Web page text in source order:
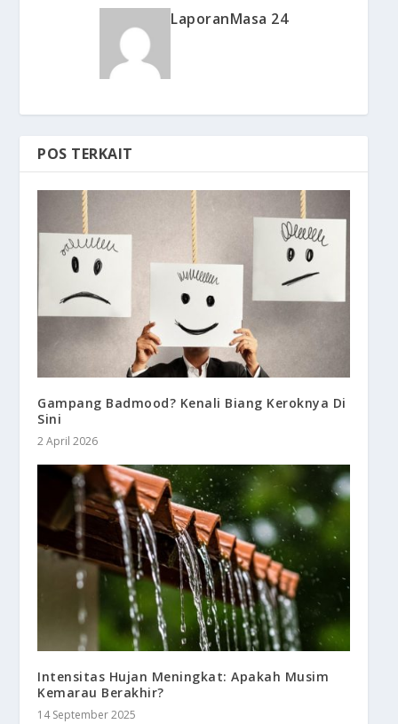
LaporanMasa 24
POS TERKAIT
Gampang Badmood? Kenali Biang Keroknya Di
Sini
2 April 2026
Intensitas Hujan Meningkat: Apakah Musim
Kemarau Berakhir?
14 September 2025